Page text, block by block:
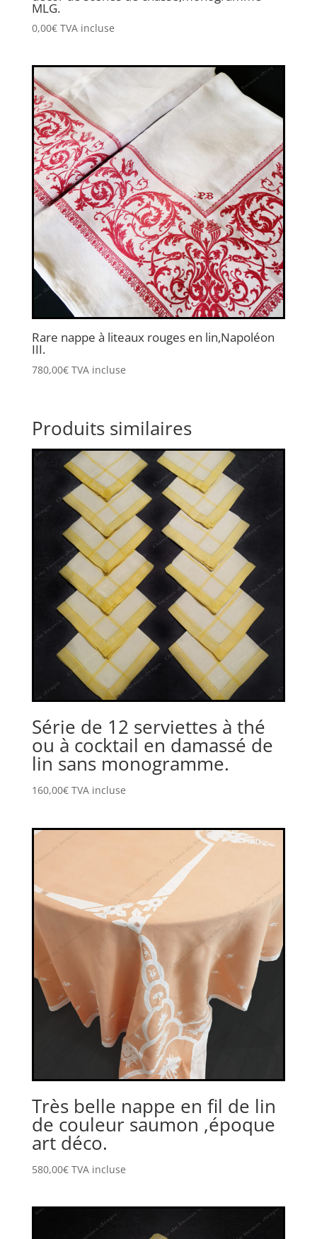
MLG.
0,00€ TVA incluse
Rare nappe à liteaux rouges en lin,Napoléon
III.
780,00€ TVA incluse
Produits similaires
Série de 12 serviettes à thé
ou à cocktail en damassé de
lin sans monogramme.
160,00€ TVA incluse
Très belle nappe en fil de lin
de couleur saumon ,époque
art déco.
580,00€ TVA incluse